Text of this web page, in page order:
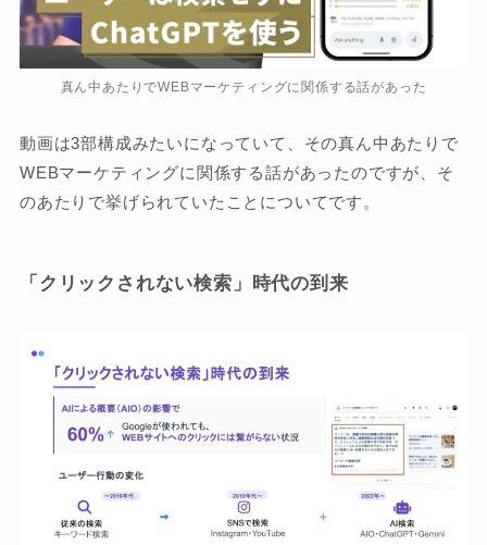
真ん中あたりでWEBマーケティングに関係する話があった
動画は3部構成みたいになっていて、その真ん中あたりで
WEBマーケティングに関係する話があったのですが、そ
のあたりで挙げられていたことについてです。
「クリックされない検索」時代の到来